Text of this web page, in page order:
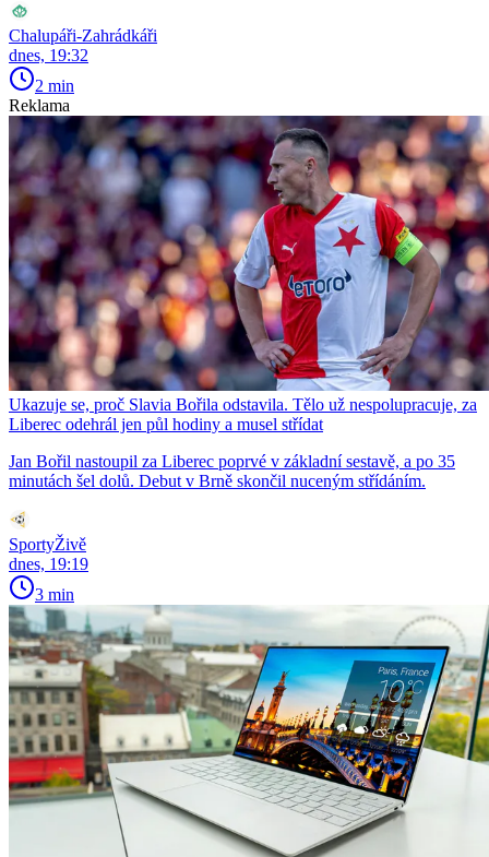
Chalupáři-Zahrádkáři
dnes, 19:32
2 min
Reklama
Ukazuje se, proč Slavia Bořila odstavila. Tělo už nespolupracuje, za
Liberec odehrál jen půl hodiny a musel střídat
Jan Bořil nastoupil za Liberec poprvé v základní sestavě, a po 35
minutách šel dolů. Debut v Brně skončil nuceným střídáním.
SportyŽivě
dnes, 19:19
3 min